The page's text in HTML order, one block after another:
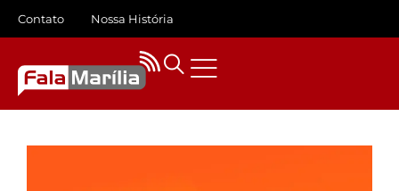
Contato Nossa História